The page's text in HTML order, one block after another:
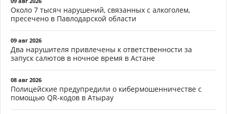
Около 7 тысяч нарушений, связанных с алкоголем,
пресечено в Павлодарской области
09 авг 2026
Два нарушителя привлечены к ответственности за
запуск салютов в ночное время в Астане
08 авг 2026
Полицейские предупредили о кибермошенничестве с
помощью QR-кодов в Атырау